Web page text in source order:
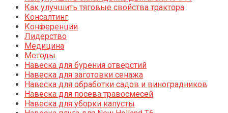
Как улучшить тяговые свойства трактора
Консалтинг
Конференции
Лидерство
Медицина
Методы
Навеска для бурения отверстий
Навеска для заготовки сенажа
Навеска для обработки садов и виноградников
Навеска для посева травосмесей
Навеска для уборки капусты